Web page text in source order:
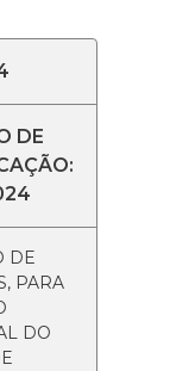
DE
DE
PARA
DO